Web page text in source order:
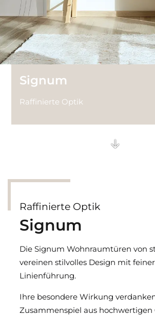
Stahl-Lofttüren
Technik Wohnraumtüren
Technik Glastüren
Signum
Raffinierte Optik
Raffinierte Optik
Signum
Die Signum Wohnraumtüren von
vereinen stilvolles Design mit feiner
Linienführung.
Ihre besondere Wirkung
Zusammenspiel aus hochwertigen